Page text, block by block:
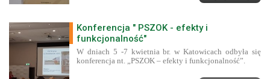
Konferencja " PSZOK - efekty i
funkcjonalność"
W dniach 5 -7 kwietnia br. w Katowicach odbyła się
konferencja nt. „PSZOK – efekty i funkcjonalność”.